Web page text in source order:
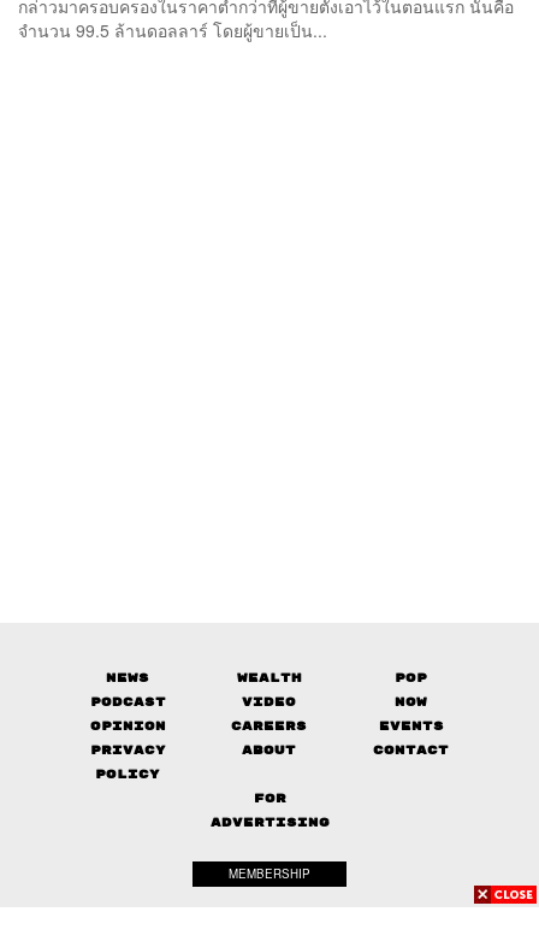
กล่าวมาครอบครองในราคาต่ำกว่าที่ผู้ขายตั้งเอาไว้ในตอนแรก นั่นคือ
จำนวน 99.5 ล้านดอลลาร์ โดยผู้ขายเป็น...
News Wealth
Pop
Podcast
Video
Now
Opinion
Careers
Events
Privacy
Policy
About Contact
FOR
ADVERTISING
MEMBERSHIP